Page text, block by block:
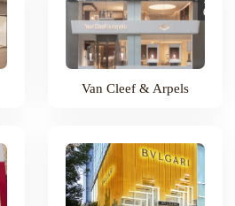
Van Cleef & Arpels